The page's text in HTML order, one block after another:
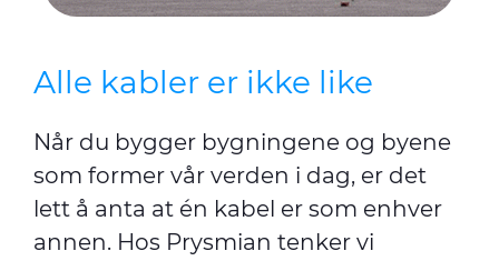
Alle kabler er ikke like
Når du bygger bygningene og byene
som former vår verden i dag, er det
lett å anta at én kabel er som enhver
annen. Hos Prysmian tenker vi